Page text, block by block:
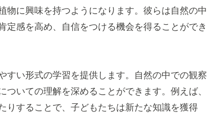
物に興味を持つようになります。彼らは自然の中
定感を高め、自信をつける機会を得ることができ
すい形式の学習を提供します。自然の中での観察
いての理解を深めることができます。例えば、
りすることで、子どもたちは新たな知識を獲得